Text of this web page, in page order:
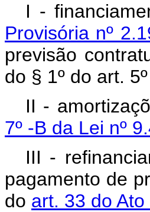
I -
Provisória nº
previsão
do § 1º do art.
II -
7º -B da Lei nº
III -
pagamento de
do art. 33 do